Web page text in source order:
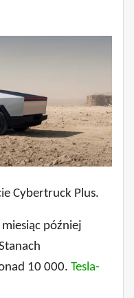
Cybertruck Plus.
później
10 000. Tesla-